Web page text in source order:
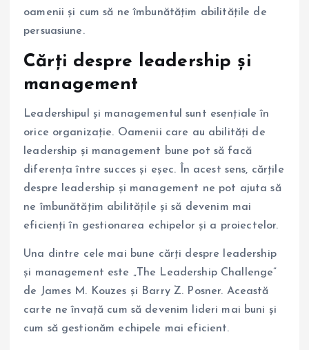
oamenii și cum să ne îmbunătățim abilitățile de
persuasiune.
Cărți despre leadership și
management
Leadershipul și managementul sunt esențiale în
orice organizație. Oamenii care au abilități de
leadership și management bune pot să facă
diferența între succes și eșec. În acest sens, cărțile
despre leadership și management ne pot ajuta să
ne îmbunătățim abilitățile și să devenim mai
eficienți în gestionarea echipelor și a proiectelor.
Una dintre cele mai bune cărți despre leadership
și management este „The Leadership Challenge”
de James M. Kouzes și Barry Z. Posner. Această
carte ne învață cum să devenim lideri mai buni și
cum să gestionăm echipele mai eficient.